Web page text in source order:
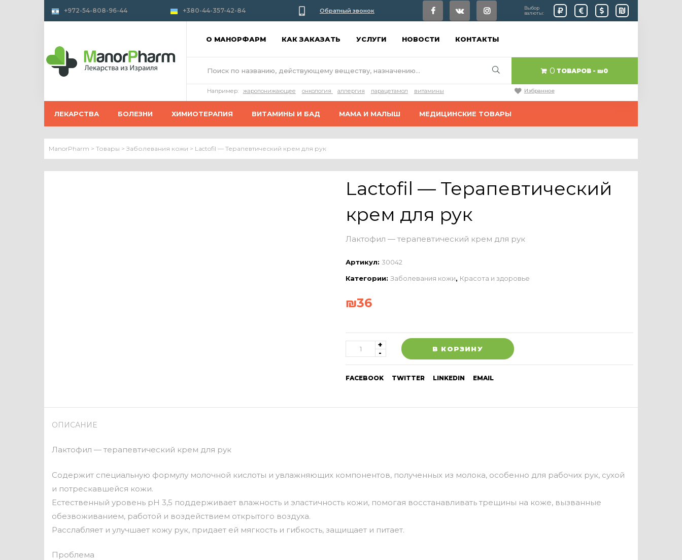
+972-54-808-96-44 +380-44-357-42-84 Обратный звонок
Выбор
валюты:
О МАНОРФАРМ КАК ЗАКАЗАТЬ УСЛУГИ НОВОСТИ КОНТАКТЫ
0 ТОВАРОВ ₪0
Например: жаропонижающее онкология аллергия парацетамол витамины Избранное
ЛЕКАРСТВА БОЛЕЗНИ ХИМИОТЕРАПИЯ ВИТАМИНЫ И БАД МАМА И МАЛЫШ МЕДИЦИНСКИЕ ТОВАРЫ
ManorPharm > Товары > Заболевания кожи > Lactofil — Терапевтический крем для рук
Lactofil — Терапевтический
крем для рук
Лактофил — терапевтический крем для рук
Артикул: 30042
Категории: Заболевания кожи, Красота и здоровье
₪36
В КОРЗИНУ
FACEBOOK TWITTER LINKEDIN EMAIL
ОПИСАНИЕ
Лактофил — терапевтический крем для рук
Содержит специальную формулу молочной кислоты и увлажняющих компонентов, полученных из молока, особенно для рабочих рук, сухой
и потрескавшейся кожи.
Естественный уровень pH 3,5 поддерживает влажность и эластичность кожи, помогая восстанавливать трещины на коже, вызванные
обезвоживанием, работой и воздействием открытого воздуха.
Расслабляет и улучшает кожу рук, придает ей мягкость и гибкость, защищает и питает.
Проблема